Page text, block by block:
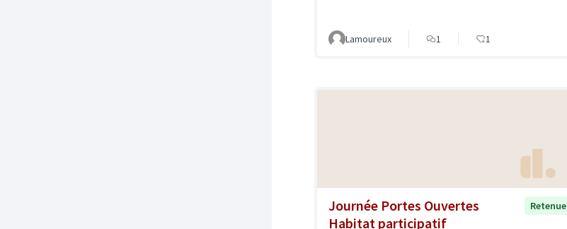
Lamoureux 1 1
Journée Portes Ouvertes
Habitat participatif
Retenue